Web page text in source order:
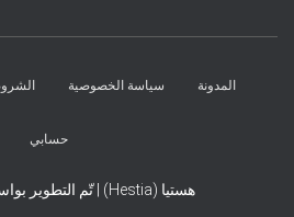
المدونة سياسة الخصوصية
حسابي
هستيا (Hestia) | تّم التطوير بواسطة